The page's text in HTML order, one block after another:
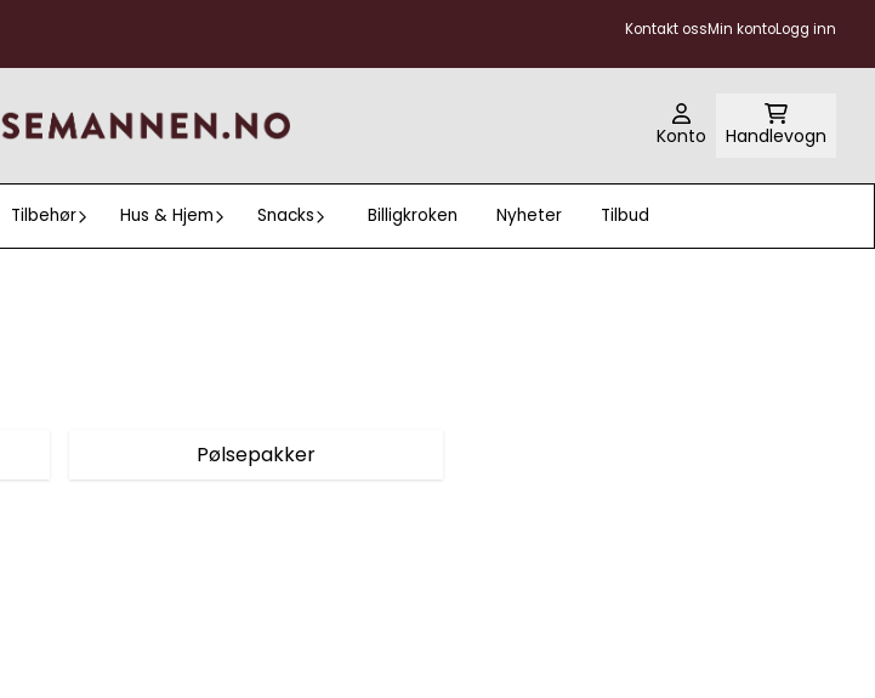
Kontakt ossMin kontoLogg inn
Konto Handlevogn
Tilbehør Hus & Hjem Snacks Billigkroken Nyheter Tilbud
Pølsepakker